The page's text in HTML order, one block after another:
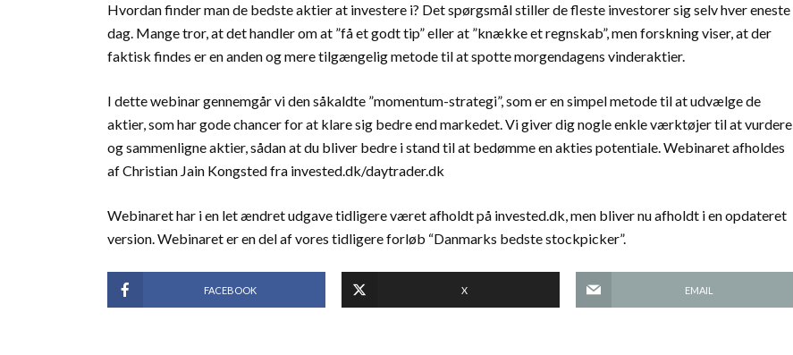
Hvordan finder man de bedste aktier at investere i? Det spørgsmål stiller de fleste investorer sig selv hver eneste
dag. Mange tror, at det handler om at ”få et godt tip” eller at ”knække et regnskab”, men forskning viser, at der
faktisk findes er en anden og mere tilgængelig metode til at spotte morgendagens vinderaktier.
I dette webinar gennemgår vi den såkaldte ”momentum-strategi”, som er en simpel metode til at udvælge de
aktier, som har gode chancer for at klare sig bedre end markedet. Vi giver dig nogle enkle værktøjer til at vurdere
og sammenligne aktier, sådan at du bliver bedre i stand til at bedømme en akties potentiale. Webinaret afholdes
af Christian Jain Kongsted fra invested.dk/daytrader.dk
Webinaret har i en let ændret udgave tidligere været afholdt på invested.dk, men bliver nu afholdt i en opdateret
version. Webinaret er en del af vores tidligere forløb “Danmarks bedste stockpicker”.
FACEBOOK X EMAIL